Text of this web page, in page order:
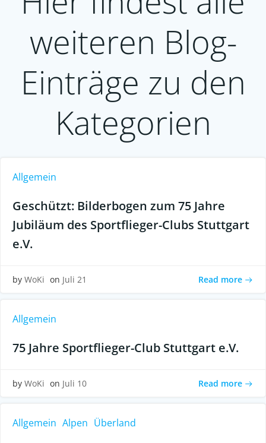
weiteren Blog-
Einträge zu den
Kategorien
Allgemein
Geschützt: Bilderbogen zum 75 Jahre
Jubiläum des Sportflieger-Clubs Stuttgart
e.V.
by WoKi on Juli 21 Read more
Allgemein
75 Jahre Sportflieger-Club Stuttgart e.V.
by WoKi on Juli 10 Read more
Allgemein Alpen Überland